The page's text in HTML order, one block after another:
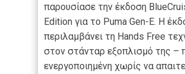
παρουσίασε την έκδοση
Edition για τo Puma Gen-E. Η
περιλαμβάνει τη Hands Free
στον στάνταρ εξοπλισμό της –
ενεργοποιημένη χωρίς να